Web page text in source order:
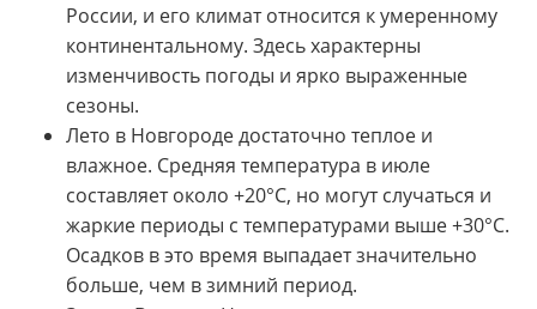
России, и его климат относится к умеренному
континентальному. Здесь характерны
изменчивость погоды и ярко выраженные
сезоны.
Лето в Новгороде достаточно теплое и
влажное. Средняя температура в июле
составляет около +20°C, но могут случаться и
жаркие периоды с температурами выше +30°C.
Осадков в это время выпадает значительно
больше, чем в зимний период.